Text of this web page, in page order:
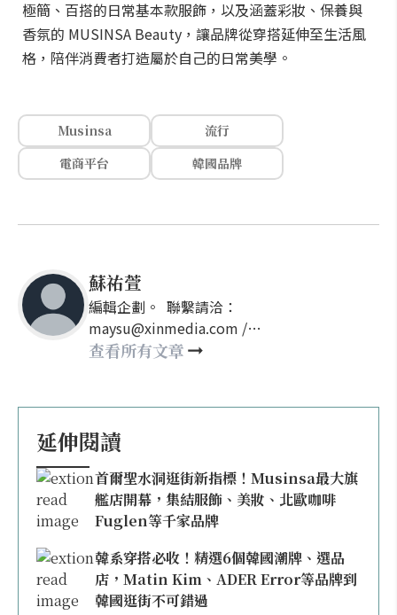
極簡、百搭的日常基本款服飾，以及涵蓋彩妝、保養與
香氛的 MUSINSA Beauty，讓品牌從穿搭延伸至生活風
格，陪伴消費者打造屬於自己的日常美學。
Musinsa
流行
電商平台
韓國品牌
蘇祐萱
編輯企劃。 聯繫請洽：
maysu@xinmedia.com /
may860527@gmail.com
查看所有文章
延伸閱讀
首爾聖水洞逛街新指標！Musinsa最大旗
艦店開幕，集結服飾、美妝、北歐咖啡
Fuglen等千家品牌
韓系穿搭必收！精選6個韓國潮牌、選品
店，Matin Kim、ADER Error等品牌到
韓國逛街不可錯過